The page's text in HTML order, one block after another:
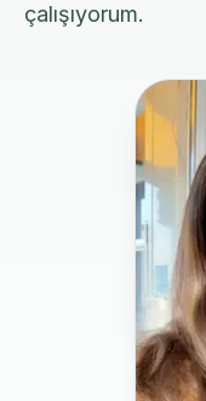
çalışıyorum.